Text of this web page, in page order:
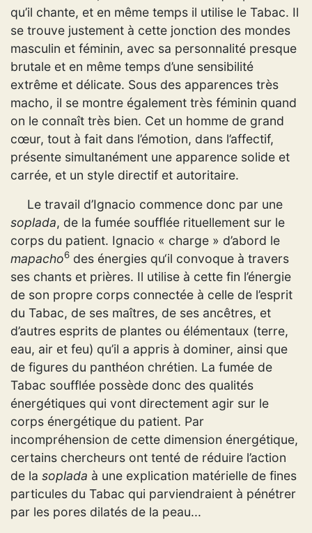
qu’il chante, et en même temps il utilise le Tabac. Il
se trouve justement à cette jonction des mondes
masculin et féminin, avec sa personnalité presque
brutale et en même temps d’une sensibilité
extrême et délicate. Sous des apparences très
macho, il se montre également très féminin quand
on le connaît très bien. Cet un homme de grand
cœur, tout à fait dans l’émotion, dans l’affectif,
présente simultanément une apparence solide et
carrée, et un style directif et autoritaire.
Le travail d’Ignacio commence donc par une
soplada, de la fumée soufflée rituellement sur le
corps du patient. Ignacio « charge » d’abord le
mapacho6 des énergies qu‘il convoque à travers
ses chants et prières. Il utilise à cette fin l’énergie
de son propre corps connectée à celle de l’esprit
du Tabac, de ses maîtres, de ses ancêtres, et
d’autres esprits de plantes ou élémentaux (terre,
eau, air et feu) qu’il a appris à dominer, ainsi que
de figures du panthéon chrétien. La fumée de
Tabac soufflée possède donc des qualités
énergétiques qui vont directement agir sur le
corps énergétique du patient. Par
incompréhension de cette dimension énergétique,
certains chercheurs ont tenté de réduire l’action
de la soplada à une explication matérielle de fines
particules du Tabac qui parviendraient à pénétrer
par les pores dilatés de la peau...